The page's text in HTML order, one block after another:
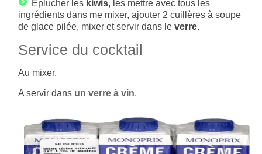
Eplucher les kiwis, les mettre avec tous les
ingrédients dans me mixer, ajouter 2 cuillères à soupe
de glace pilée, mixer et servir dans le verre.
Service du cocktail
Au mixer.
A servir dans un verre à vin.